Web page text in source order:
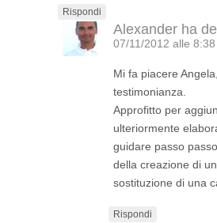
Rispondi
Alexander ha
07/11/2012 alle
Mi fa piacere
testimonianza.
Approfitto per
ulteriormente
guidare passo
della creazione di
sostituzione di una
Rispondi